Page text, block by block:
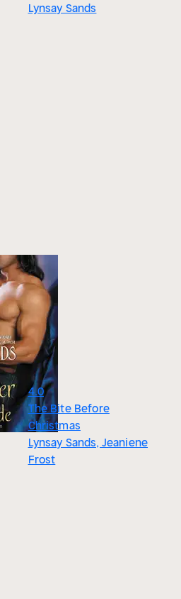
Lynsay Sands
4.0
The Bite Before
Christmas
Lynsay Sands, Jeaniene
Frost